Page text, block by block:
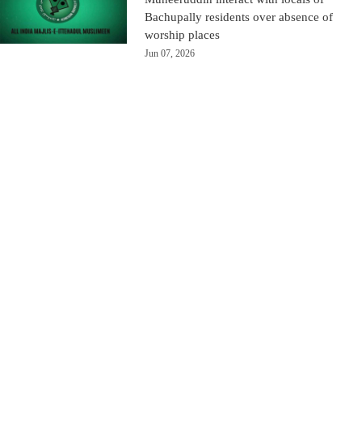
Bachupally residents over absence of
worship places
Jun 07, 2026